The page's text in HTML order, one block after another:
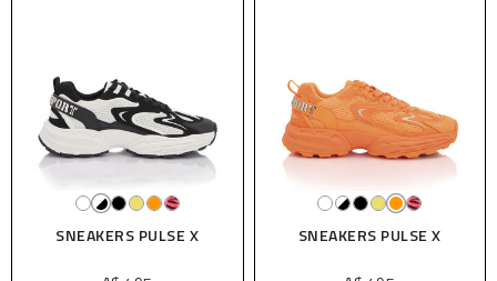
SNEAKERS PULSE X SNEAKERS PULSE X